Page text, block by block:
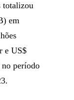
totalizou
em
e US$
período